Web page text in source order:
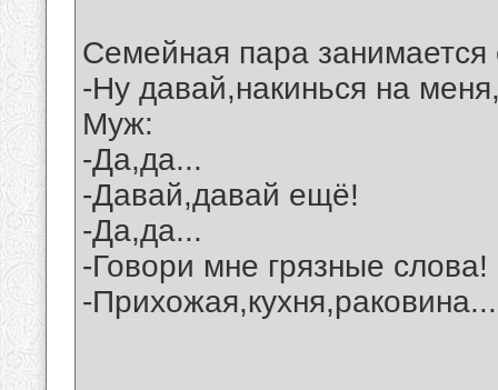
Семейная пара
-Ну давай,накинься на
Муж:
-Да,да...
-Давай,давай ещё!
-Да,да...
-Говори мне грязные слова!
-Прихожая,кухня,раковина...